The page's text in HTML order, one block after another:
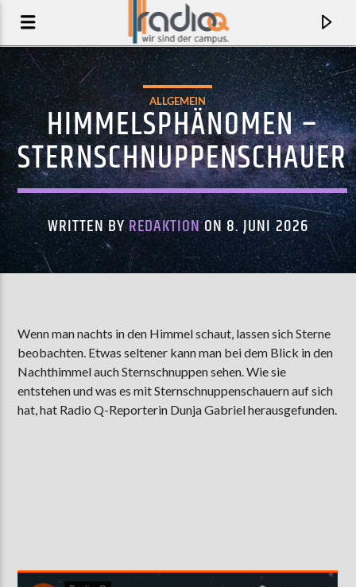
CATPHONE
BERTHAJU
AKTUELLE SENDUNG
ALLGEMEIN
HIMMELSPHÄNOMEN –
STERNSCHNUPPENSCHAUER
WRITTEN BYREDAKTIONON 8. JUNI 2026
Wenn man nachts in den Himmel schaut, lassen sich Sterne
beobachten. Etwas seltener kann man bei dem Blick in den
Nachthimmel auch Sternschnuppen sehen. Wie sie
entstehen und was es mit Sternschnuppenschauern auf sich
hat, hat Radio Q-Reporterin Dunja Gabriel herausgefunden.